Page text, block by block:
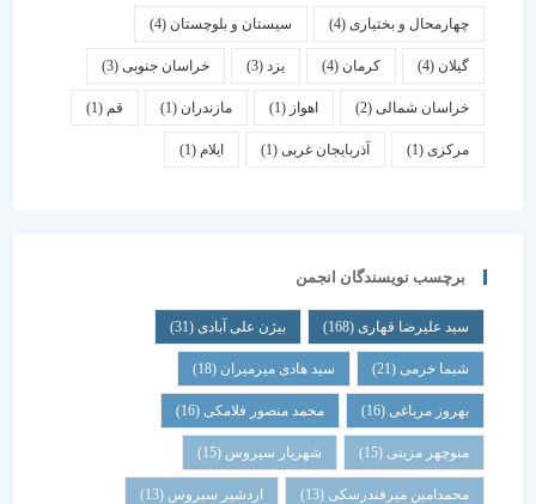
چهارمحال و بختیاری (4) سیستان و بلوچستان(4)
کرمان یزد خراسان جنوبی(3)
خراسان شمالی(2) اهواز مازندران(1) قم
(1) آذربایجان غربی(1) ایلام
برچسب نویسندگان انجمن
سید علیرضا قهاری(168) بیژن علی آبادی(31)
شیما خرمی(21) سید هادی میرمیران(18)
بهروز مرباغی (16) محمد منصور فلامکی (16)
منوچهر مزینی(15) شهریار سیروس(15)
محمدامین میرفندرسکی(13) اردشیر سیروس(13)